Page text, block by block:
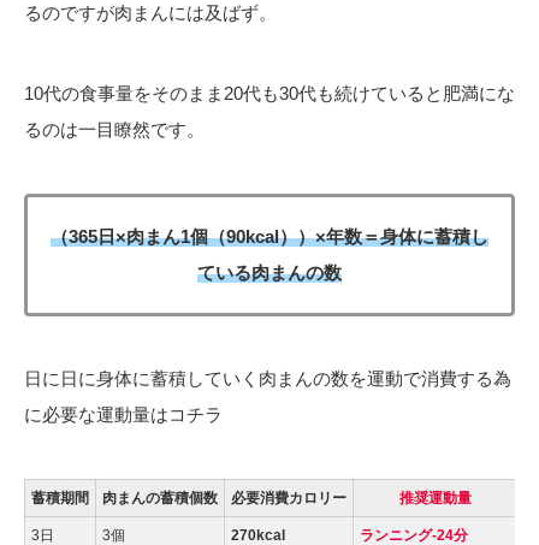
るのですが肉まんには及ばず。
10代の食事量をそのまま20代も30代も続けていると肥満にな
るのは一目瞭然です。
（365日×肉まん1個（90kcal））×年数＝身体に蓄積し
ている肉まんの数
日に日に身体に蓄積していく肉まんの数を運動で消費する為
に必要な運動量はコチラ
蓄積期間 肉まんの蓄積個数 必要消費カロリー 推奨運動量
3日 3個 270kcal ランニング-24分